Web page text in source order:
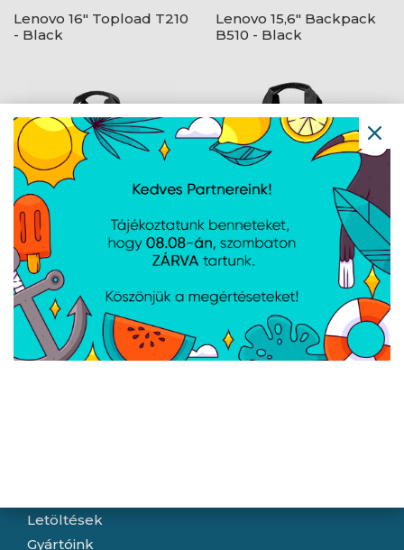
Lenovo 16" Topload T210
- Black
Lenovo 15,6" Backpack
B510 - Black
Lenovo 15,6" Casual
Toploader T210 - Black
Lenovo 16" Topload T210
- Black
Letöltések
Gyártóink